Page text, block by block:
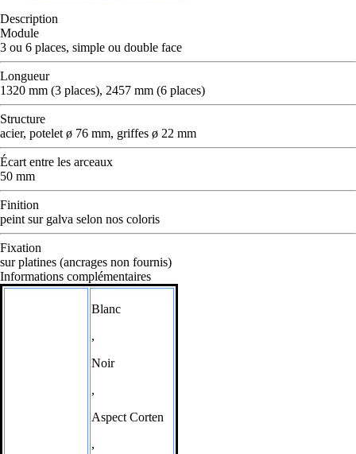
Description
Module
3 ou 6 places, simple ou double face
Longueur
1320 mm (3 places), 2457 mm (6 places)
Structure
acier, potelet ø 76 mm, griffes ø 22 mm
Écart entre les arceaux
50 mm
Finition
peint sur galva selon nos coloris
Fixation
sur platines (ancrages non fournis)
Informations complémentaires
Blanc
,
Noir
,
Aspect Corten
,